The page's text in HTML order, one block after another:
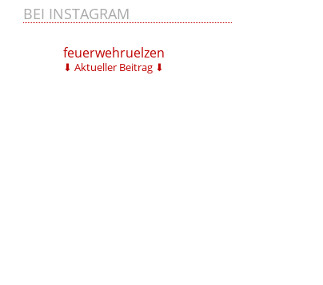
BEI INSTAGRAM
feuerwehruelzen
⬇ Aktueller Beitrag ⬇